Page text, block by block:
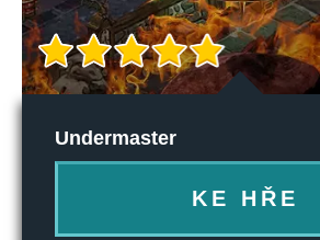
Undermaster
KE HŘE